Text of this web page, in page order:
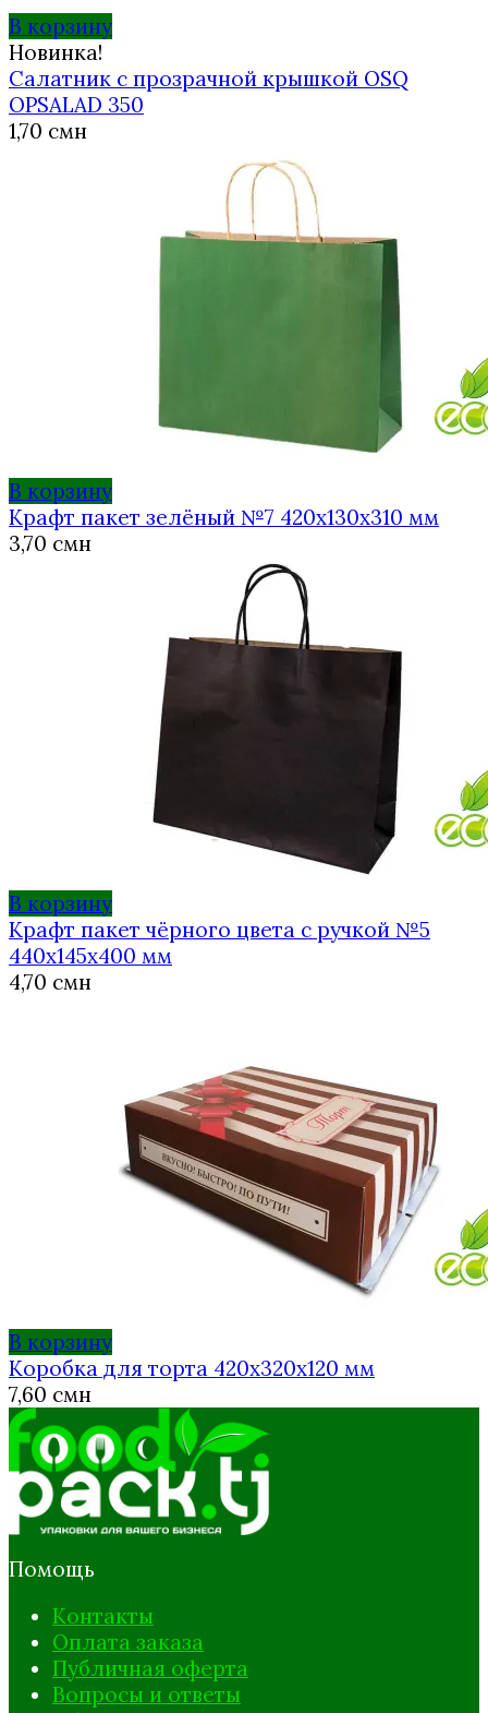
В корзину
Новинка!
Салатник с прозрачной крышкой OSQ
OPSALAD 350
1,70 смн
В корзину
Крафт пакет зелёный №7 420х130х310 мм
3,70 смн
В корзину
Крафт пакет чёрного цвета с ручкой №5
440х145х400 мм
4,70 смн
В корзину
Коробка для торта 420х320х120 мм
7,60 смн
Помощь
Контакты
Оплата заказа
Публичная оферта
Вопросы и ответы